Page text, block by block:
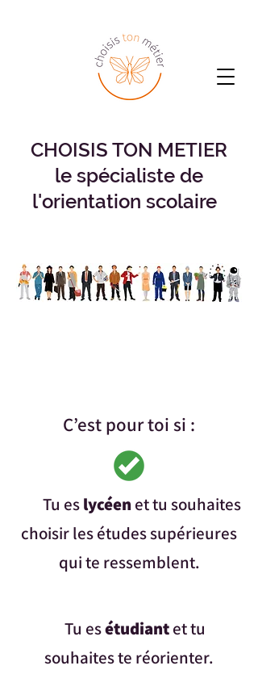
CHOISIS TON METIER
le spécialiste de
l'orientation scolaire
C’est pour toi si :
Tu eslycéen et tu souhaites
choisir les études supérieures
qui te ressemblent.
Tu esétudiantet tu
souhaites te réorienter.